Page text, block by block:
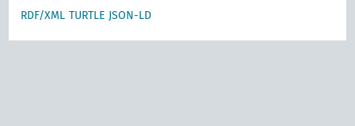
RDF/XML TURTLE JSON-LD